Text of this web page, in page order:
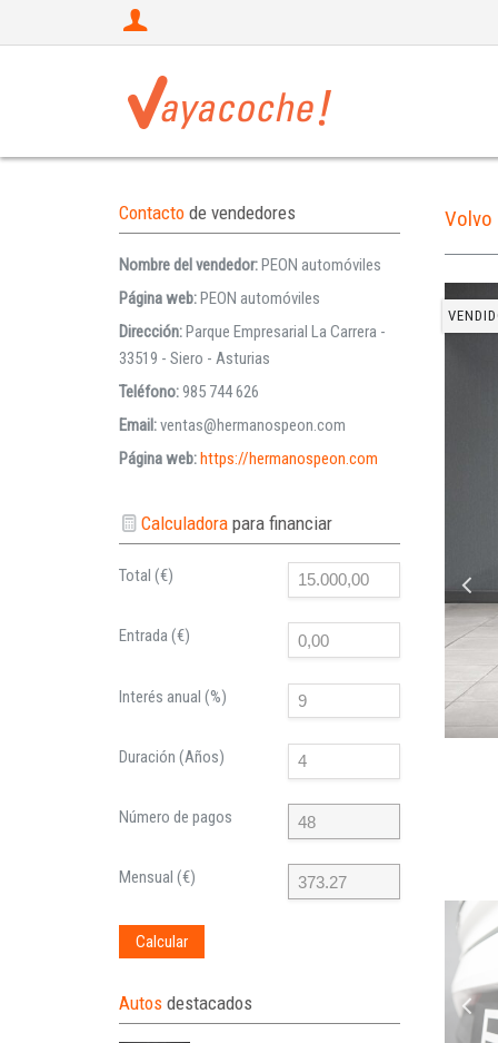
Volvo
Contacto de vendedores
Nombre del vendedor:PEON automóviles
Página web:PEON automóviles
Dirección:Parque Empresarial La Carrera -
33519 - Siero - Asturias
Teléfono:985 744 626
Email:ventas@hermanospeon.com
Página web:https://hermanospeon.com
Calculadorapara financiar
Total (€)
Entrada (€)
Interés anual (%)
Duración (Años)
Número de pagos
Mensual (€)
Calcular
Autos destacados